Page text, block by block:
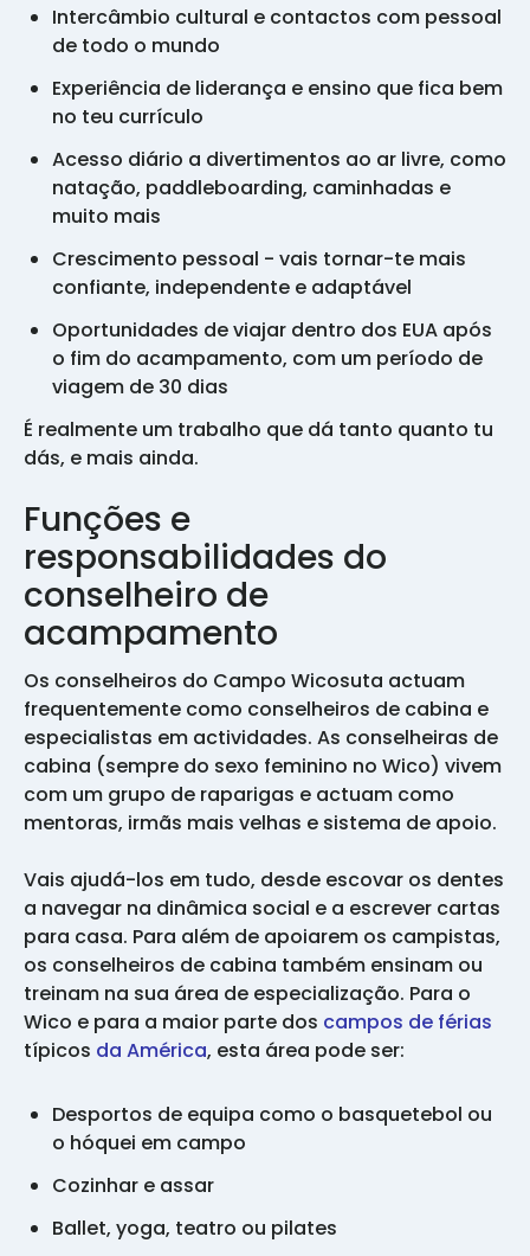
Intercâmbio cultural e contactos com pessoal
de todo o mundo
Experiência de liderança e ensino que fica bem
no teu currículo
Acesso diário a divertimentos ao ar livre, como
natação, paddleboarding, caminhadas e
muito mais
Crescimento pessoal - vais tornar-te mais
confiante, independente e adaptável
Oportunidades de viajar dentro dos EUA após
o fim do acampamento, com um período de
viagem de 30 dias
É realmente um trabalho que dá tanto quanto tu
dás, e mais ainda.
Funções e
responsabilidades do
conselheiro de
acampamento
Os conselheiros do Campo Wicosuta actuam
frequentemente como conselheiros de cabina e
especialistas em actividades. As conselheiras de
cabina (sempre do sexo feminino no Wico) vivem
com um grupo de raparigas e actuam como
mentoras, irmãs mais velhas e sistema de apoio.
Vais ajudá-los em tudo, desde escovar os dentes
a navegar na dinâmica social e a escrever cartas
para casa. Para além de apoiarem os campistas,
os conselheiros de cabina também ensinam ou
treinam na sua área de especialização. Para o
Wico e para a maior parte dos campos de férias
típicos da América, esta área pode ser:
Desportos de equipa como o basquetebol ou
o hóquei em campo
Cozinhar e assar
Ballet, yoga, teatro ou pilates